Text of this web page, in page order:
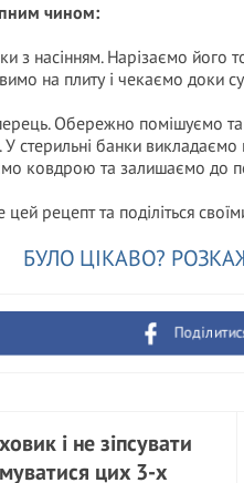
чином:
з насінням. Нарізаємо його
на плиту і чекаємо доки
Обережно помішуємо
У стерильні банки
ковдрою та залишаємо до
рецепт та поділіться
БУЛО ЦІКАВО?